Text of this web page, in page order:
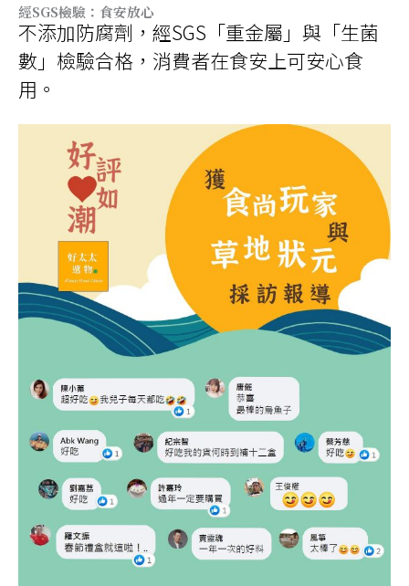
經SGS檢驗：食安放心
不添加防腐劑，經SGS「重金屬」與「生菌
數」檢驗合格，消費者在食安上可安心食
用。